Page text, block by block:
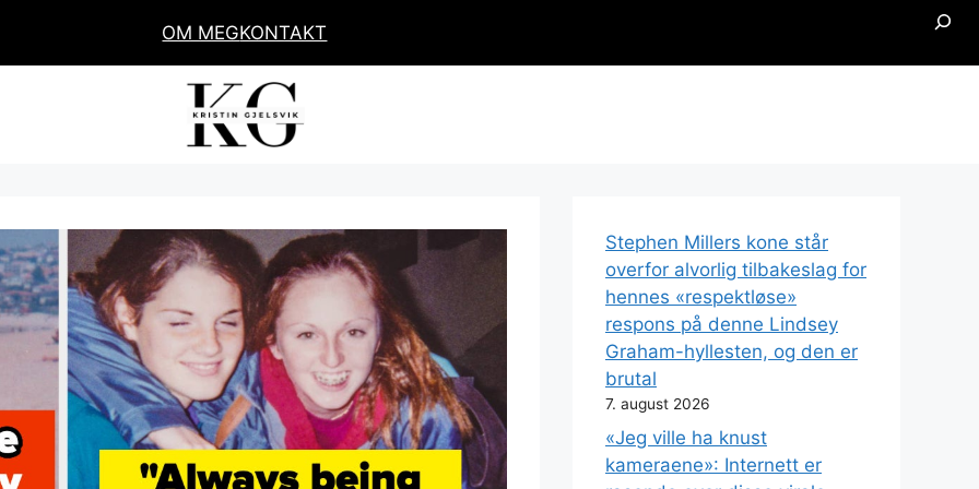
OM MEGKONTAKT
Stephen Millers kone står
overfor alvorlig tilbakeslag for
hennes «respektløse»
respons på denne Lindsey
Graham-hyllesten, og den er
brutal
7. august 2026
«Jeg ville ha knust
kameraene»: Internett er